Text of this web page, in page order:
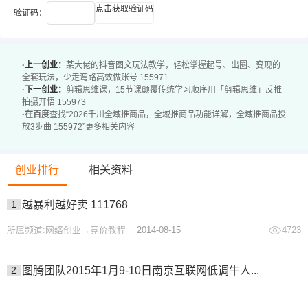
17.店铺授权号怎么绑定?(适用于商家).mp4
20.老计划老链接为什么一提投产就掉量?.mp4
21.为什么跑飞了改高了ROI出价，实际ROI还往下掉?.mp4
22.为什么昨天好好的今天不消耗了?.mp4
26.为什么放量计划投产一天好一天差不稳定?怎么解决?.mp
验证码： 点击获取验证码
·上一创业： 某大佬的抖音图文玩法教学，轻松掌握起号、出圈、变现的
全套玩法，少走弯路高效做账号 155971
·下一创业： 剪辑思维课，15节课颠覆传统学习顺序用「剪辑思维」反推
拍摄开悟 155973
·在百度查找“2026千川全域推商品，全域推商品功能详解，全域推商品投
放3步曲 155972”更多相关内容
创业排行 相关资料
1 越暴利越好卖 111768
所属频道:网络创业→竞价教程 2014-08-15 4723
2 图腾团队2015年1月9-10日南京互联网低调牛人...